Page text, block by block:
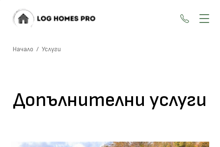
+359
Начало / Услуги
Допълнителни услуги